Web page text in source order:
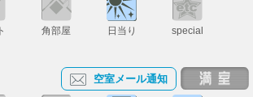
角部屋 日当り special
空室メール通知